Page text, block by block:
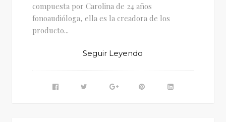
compuesta por Carolina de 24 años
fonoaudióloga, ella es la creadora de los
producto...
Seguir Leyendo